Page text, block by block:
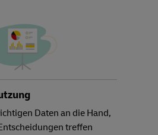
Daten an die Hand,
treffen